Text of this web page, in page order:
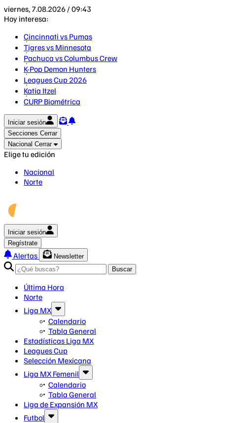
viernes, 7.08.2026 / 09:43
Hoy interesa:
Cincinnati vs Pumas
Tigres vs Minnesota
Pachuca vs Columbus Crew
K-Pop Demon Hunters
Leagues Cup 2026
Katia Itzel
CURP Biométrica
Iniciar sesión
Secciones Cerrar
Nacional Cerrar
Elige tu edición
Nacional
Norte
Iniciar sesión
Regístrate
Alertas
Newsletter
Buscar
Última Hora
Norte
Liga MX
Calendario
Tabla General
Estadísticas Liga MX
Leagues Cup
Selección Mexicana
Liga MX Femenil
Calendario
Tabla General
Liga de Expansión MX
Futbol